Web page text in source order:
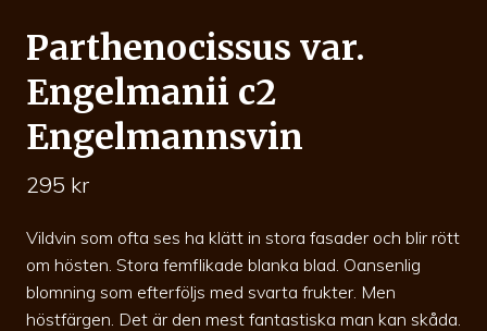
Parthenocissus var.
Engelmanii c2
Engelmannsvin
295 kr
Vildvin som ofta ses ha klätt in stora fasader och blir rött
om hösten. Stora femflikade blanka blad. Oansenlig
blomning som efterföljs med svarta frukter. Men
höstfärgen. Det är den mest fantastiska man kan skåda.